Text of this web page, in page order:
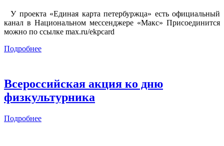
У проекта «Единая карта петербуржца» есть официальный
канал в Национальном мессенджере «Макс» Присоединится
можно по ссылке max.ru/ekpcard
Подробнее
Всероссийская акция ко дню
физкультурника
Подробнее